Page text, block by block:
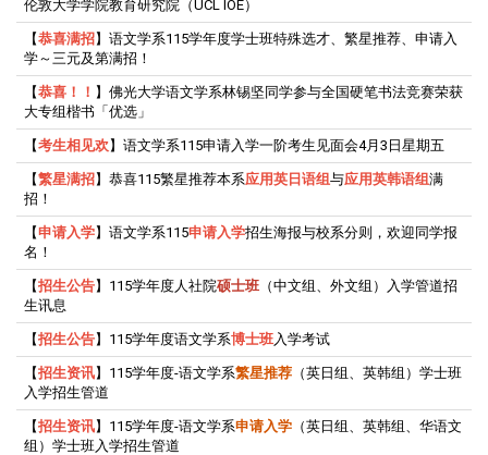
伦敦大学学院教育研究院（UCL IOE）
【恭喜满招】语文学系115学年度学士班特殊选才、繁星推荐、申请入
学～三元及第满招！
【恭喜！！ 】佛光大学语文学系林锡坚同学参与全国硬笔书法竞赛荣获
大专组楷书「优选」
【考生相见欢】语文学系115申请入学一阶考生见面会4月3日星期五
【繁星满招】恭喜115繁星推荐本系应用英日语组与应用英韩语组满
招！
【申请入学】语文学系115申请入学招生海报与校系分则，欢迎同学报
名！
【招生公告】115学年度人社院硕士班（中文组、外文组）入学管道招
生讯息
【招生公告】115学年度语文学系博士班入学考试
【招生资讯】115学年度-语文学系繁星推荐（英日组、英韩组）学士班
入学招生管道
【招生资讯】115学年度-语文学系申请入学（英日组、英韩组、华语文
组）学士班入学招生管道